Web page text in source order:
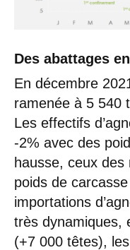
Des abattages
En décembre
ramenée à 5 540
Les effectifs
-2% avec des
hausse, ceux
poids de
importations
très dynamiques,
(+7 000 têtes),